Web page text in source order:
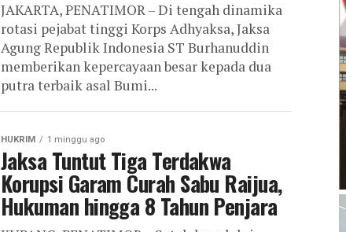
JAKARTA, PENATIMOR – Di tengah dinamika
rotasi pejabat tinggi Korps Adhyaksa, Jaksa
Agung Republik Indonesia ST Burhanuddin
memberikan kepercayaan besar kepada dua
putra terbaik asal Bumi...
HUKRIM 1 minggu ago
Jaksa Tuntut Tiga Terdakwa
Korupsi Garam Curah Sabu Raijua,
Hukuman hingga 8 Tahun Penjara